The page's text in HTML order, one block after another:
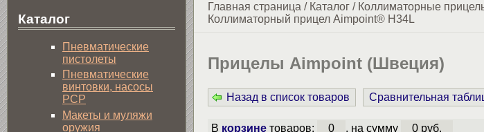
Главная страница / Каталог/ Коллиматорные
Коллиматорный прицел Aimpoint® H34L
Прицелы Aimpoint (Швеция)
Назад в список товаров Сравнительная
В корзинетоваров: 0 , на сумму 0 руб.
Каталог
Пнев­ма­ти­чес­кие
пистолеты
Пневматические
винтовки, насосы
PCP
Макеты и муляжи
оружия